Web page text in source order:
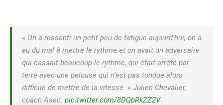
« On a ressenti un petit peu de fatigue aujourd’hui, on a
eu du mal à mettre le rythme et on avait un adversaire
qui cassait beaucoup le rythme, qui était arrêté par
terre avec une pelouse qui n’est pas tondue alors
difficile de mettre de la vitesse. » Julien Chevalier,
coach Asec. pic.twitter.com/8DQbRkZZ2V